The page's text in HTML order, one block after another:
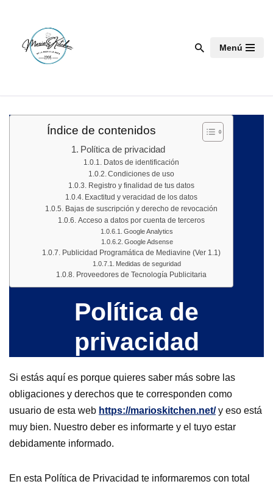
Saltar
contenido
Menú
Índice de contenidos
Política de privacidad
Datos de identificación
Condiciones de uso
Registro y finalidad de tus datos
Exactitud y veracidad de los datos
Bajas de suscripción y derecho de revocación
Acceso a datos por cuenta de terceros
Google Analytics
Google Adsense
Publicidad Programática de Mediavine (Ver 1.1)
Medidas de seguridad
Proveedores de Tecnología Publicitaria
Política de
privacidad
Si estás aquí es porque quieres saber más sobre las
obligaciones y derechos que te corresponden como
usuario de esta web https://marioskitchen.net/y eso está
muy bien. Nuestro deber es informarte y el tuyo estar
debidamente informado.
En esta Política de Privacidad te informaremos con total